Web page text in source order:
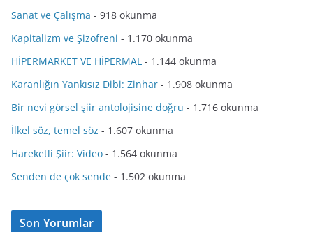
Sanat ve Çalışma - 918 okunma
Kapitalizm ve Şizofreni - 1.170 okunma
HİPERMARKET VE HİPERMAL - 1.144 okunma
Karanlığın Yankısız Dibi: Zinhar - 1.908 okunma
Bir nevi görsel şiir antolojisine doğru - 1.716 okunma
İlkel söz, temel söz - 1.607 okunma
Hareketli Şiir: Video - 1.564 okunma
Senden de çok sende - 1.502 okunma
Son Yorumlar